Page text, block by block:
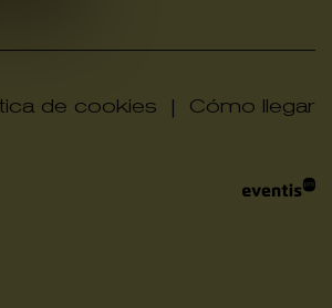
de cookies | Cómo llegar